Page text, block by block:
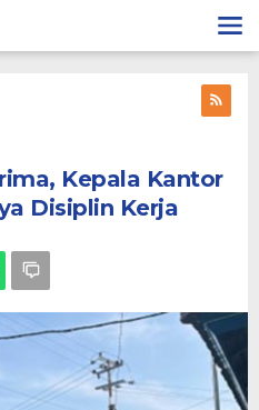
Kepala Kantor
Disiplin Kerja